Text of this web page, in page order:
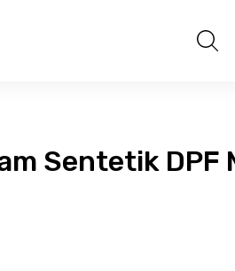
Sentetik DPF